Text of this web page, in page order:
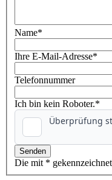
Name*
Ihre E-Mail-Adresse*
Telefonnummer
Ich bin kein Roboter.*
Die mit *